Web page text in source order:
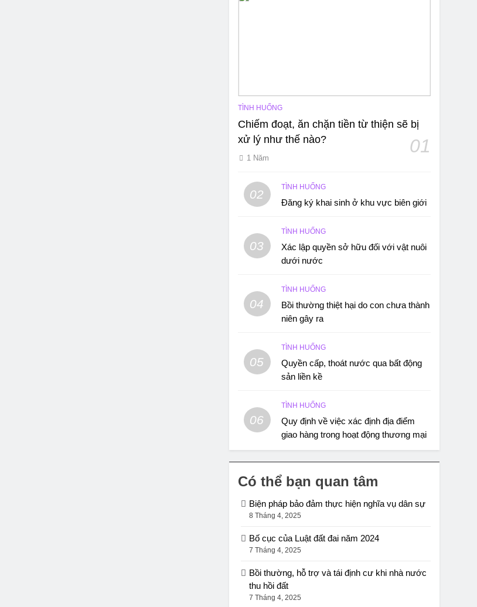
TÌNH HUỐNG
Chiếm đoạt, ăn chặn tiền từ thiện sẽ bị
xử lý như thế nào?
01
1 Năm
02
TÌNH HUỐNG
Đăng ký khai sinh ở khu vực biên giới
03
TÌNH HUỐNG
Xác lập quyền sở hữu đối với vật nuôi
dưới nước
04
TÌNH HUỐNG
Bồi thường thiệt hại do con chưa thành
niên gây ra
05
TÌNH HUỐNG
Quyền cấp, thoát nước qua bất động
sản liền kề
06
TÌNH HUỐNG
Quy định về việc xác định địa điểm
giao hàng trong hoạt động thương mại
Có thể bạn quan tâm
Biện pháp bảo đảm thực hiện nghĩa vụ dân sự
8 Tháng 4, 2025
Bố cục của Luật đất đai năm 2024
7 Tháng 4, 2025
Bồi thường, hỗ trợ và tái định cư khi nhà nước
thu hồi đất
7 Tháng 4, 2025